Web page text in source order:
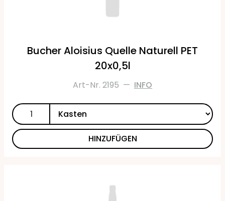
Bucher Aloisius Quelle Naturell PET
20x0,5l
Art-Nr. 2195 — INFO
HINZUFÜGEN